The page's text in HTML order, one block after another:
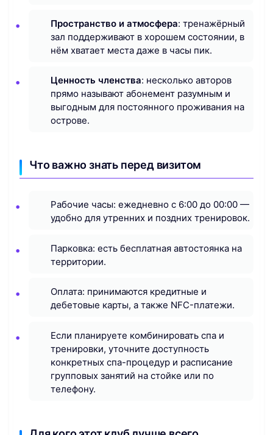
Пространство и атмосфера: тренажёрный
зал поддерживают в хорошем состоянии, в
нём хватает места даже в часы пик.
Ценность членства: несколько авторов
прямо называют абонемент разумным и
выгодным для постоянного проживания на
острове.
Что важно знать перед визитом
Рабочие часы: ежедневно с 6:00 до 00:00 —
удобно для утренних и поздних тренировок.
Парковка: есть бесплатная автостоянка на
территории.
Оплата: принимаются кредитные и
дебетовые карты, а также NFC-платежи.
Если планируете комбинировать спа и
тренировки, уточните доступность
конкретных спа-процедур и расписание
групповых занятий на стойке или по
телефону.